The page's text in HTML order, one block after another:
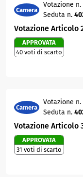
Camera
Votazione n.
Seduta n.
Votazione Articolo
APPROVATA
40 voti di scarto
Camera
Votazione n.
Seduta n.
Votazione Articolo
APPROVATA
31 voti di scarto